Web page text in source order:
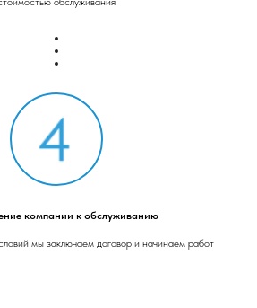
компании к обслуживанию
мы заключаем договор и начинаем работ